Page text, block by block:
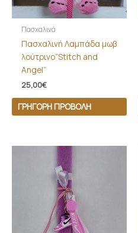
Πασχαλινά
Πασχαλινή Λαμπάδα μωβ
λούτρινο”Stitch and
Angel”
25,00€
ΓΡΉΓΟΡΗ ΠΡΟΒΟΛΉ